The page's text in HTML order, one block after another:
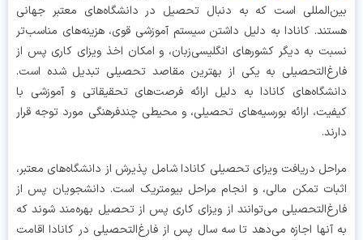
است که به دنبال تحصیل در دانشگاه‌های معتبر جهانی
کانادا به دلیل داشتن سیستم آموزشی قوی، هزینه‌های مناسب‌تر
به دیگر کشورهای انگلیسی‌زبان، و امکان اخذ ویزای کاری پس از
به یکی از بهترین مقاصد تحصیلی تبدیل شده است.
کانادا به دلیل ارائه فرصت‌های تحقیقاتی و آموزشی با
ارائه بورسیه‌های تحصیلی، و محیطی چندفرهنگی مورد توجه قرار
دریافت ویزای تحصیلی کانادا شامل پذیرش از دانشگاه‌های معتبر،
تمکن مالی، و انجام مراحل بیومتریک است. دانشجویان پس از
می‌توانند از ویزای کاری پس از تحصیل بهره‌مند شوند که
اجازه می‌دهد تا سه سال پس از فارغ‌التحصیلی در کانادا اقامت